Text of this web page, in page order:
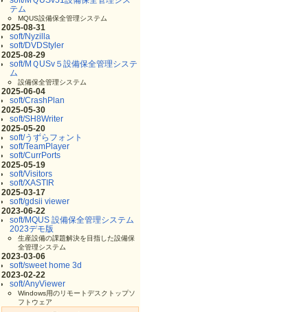
テム
MQUS設備保全管理システム
2025-08-31
soft/Nyzilla
soft/DVDStyler
2025-08-29
soft/MＱUSv５設備保全管理システ
ム
設備保全管理システム
2025-06-04
soft/CrashPlan
2025-05-30
soft/SH8Writer
2025-05-20
soft/うずらフォント
soft/TeamPlayer
soft/CurrPorts
2025-05-19
soft/Visitors
soft/XASTIR
2025-03-17
soft/gdsii viewer
2023-06-22
soft/MQUS 設備保全管理システム
2023デモ版
生産設備の課題解決を目指した設備保
全管理システム
2023-03-06
soft/sweet home 3d
2023-02-22
soft/AnyViewer
Windows用のリモートデスクトップソ
フトウェア